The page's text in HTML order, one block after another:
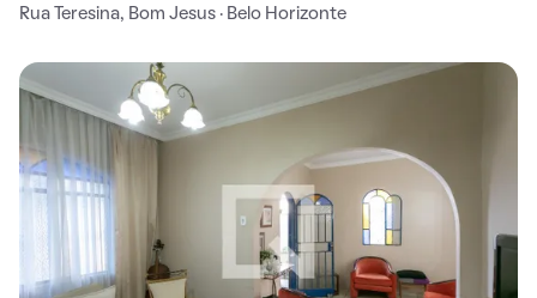
Rua Teresina, Bom Jesus · Belo Horizonte